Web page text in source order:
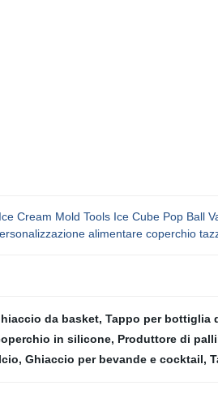
Cream Mold Tools Ice Cube Pop Ball
alimentare coperchio
da basket, Tappo per bottiglia
in silicone, Produttore di
, Ghiaccio per bevande e cocktail,